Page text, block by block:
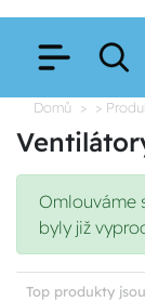
Domů >
Omlouváme
byly již
Top produkty